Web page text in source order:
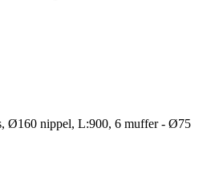
Ø160 nippel, L:900, 6 muffer - Ø75